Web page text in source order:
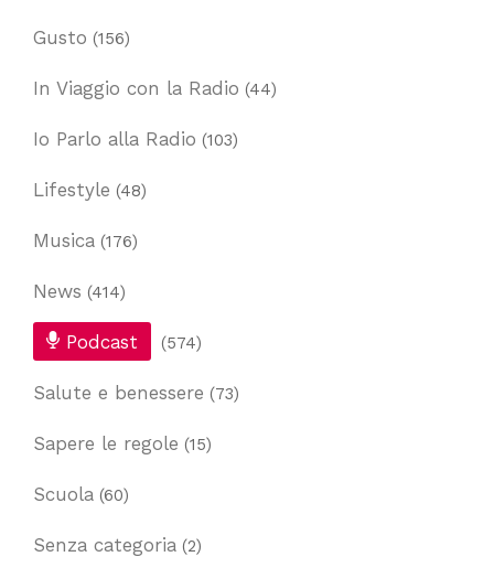
Gusto (156)
In Viaggio con la Radio (44)
Io Parlo alla Radio (103)
Lifestyle (48)
Musica (176)
News (414)
Podcast (574)
Salute e benessere (73)
Sapere le regole (15)
Scuola (60)
Senza categoria (2)